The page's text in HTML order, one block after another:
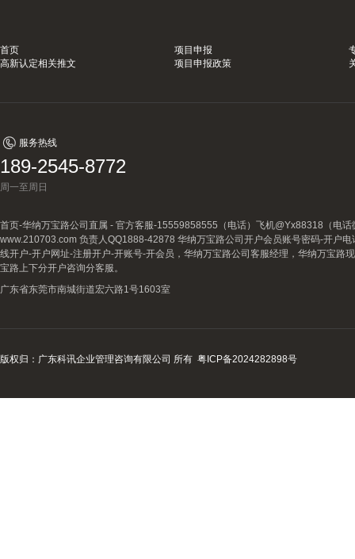
首页 项目申报
高新认定相关推文
项目申报政策
服务热线
189-2545-8772
周一至周日
首页-华纳万宝路公司直属 - 官方客服-15559858555（电话）飞机@Yx88318（电
www.210703.com 负责人QQ1888-42878 华纳万宝路公司开户会员账号密码-开户
线开户-开户网址-注册开户-开账号-开会员，华纳万宝路公司客服经理，华纳万宝路
宝路上下分开户咨询分客服。
广东省东莞市南城街道宏六路1号1603室
版权归：广东科讯企业管理咨询有限公司 所有 粤ICP备2024282898号